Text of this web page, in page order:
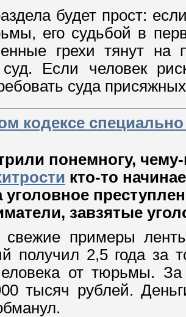
будет прост:
его судьбой в
грехи тянут на
Если человек
суда
кодексе
понемногу,
кто-то
уголовное
завзятые
свежие примеры
получил 2,5 года за
от тюрьмы.
тысяч рублей.